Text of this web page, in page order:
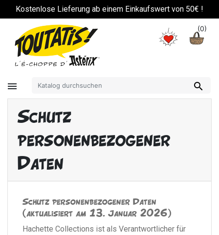
Kostenlose Lieferung ab einem Einkaufswert von 50€ !
(0)
 
Schutz
personenbezogener
Daten
Schutz personenbezogener Daten
(aktualisiert am 13. Januar 2026)
Hachette Collections ist als Verantwortlicher für